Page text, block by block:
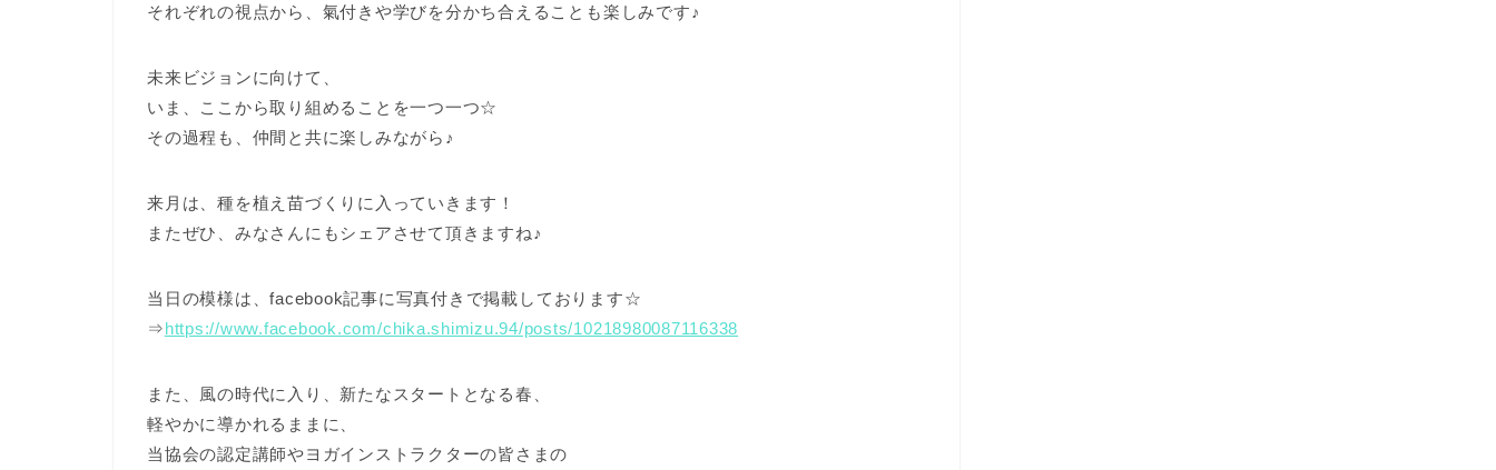
それぞれの視点から、氣付きや学びを分かち合えることも楽しみです♪
未来ビジョンに向けて、
いま、ここから取り組めることを一つ一つ☆
その過程も、仲間と共に楽しみながら♪
来月は、種を植え苗づくりに入っていきます！
またぜひ、みなさんにもシェアさせて頂きますね♪
当日の模様は、facebook記事に写真付きで掲載しております☆
⇒https://www.facebook.com/chika.shimizu.94/posts/10218980087116338
また、風の時代に入り、新たなスタートとなる春、
軽やかに導かれるままに、
当協会の認定講師やヨガインストラクターの皆さまの